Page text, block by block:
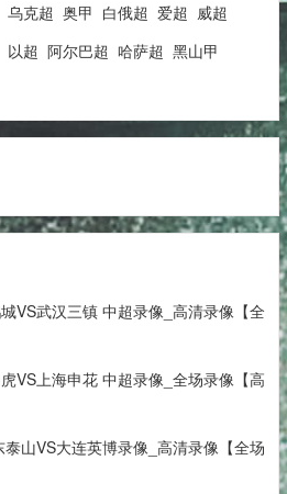
乌克超 奥甲 白俄超 爱超 威超
以超 阿尔巴超 哈萨超 黑山甲
VS武汉三镇 中超录像_高清录像【全
VS上海申花 中超录像_全场录像【高
山VS大连英博录像_高清录像【全场